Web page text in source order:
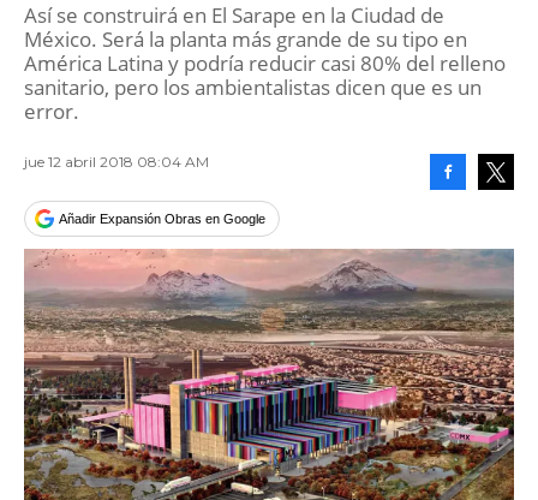
Así se construirá en El Sarape en la Ciudad de
México. Será la planta más grande de su tipo en
América Latina y podría reducir casi 80% del relleno
sanitario, pero los ambientalistas dicen que es un
error.
jue 12 abril 2018 08:04 AM
Añadir Expansión Obras en Google